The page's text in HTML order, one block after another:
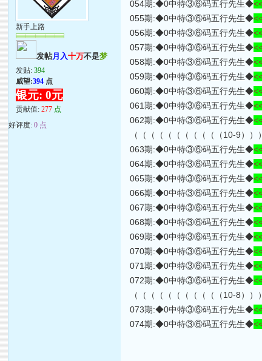
新手上路
发帖月入十万不是梦
发贴:394
威望:394 点
银元: 0元
贡献值:277 点
好评度:0 点
054期:◆0中特③⑥码五行先生◆
055期:◆0中特③⑥码五行先生◆
056期:◆0中特③⑥码五行先生◆
057期:◆0中特③⑥码五行先生◆
058期:◆0中特③⑥码五行先生◆
059期:◆0中特③⑥码五行先生◆
060期:◆0中特③⑥码五行先生◆
061期:◆0中特③⑥码五行先生◆
062期:◆0中特③⑥码五行先生◆
（（（（（（（（（（（10-9））
063期:◆0中特③⑥码五行先生◆
064期:◆0中特③⑥码五行先生◆
065期:◆0中特③⑥码五行先生◆
066期:◆0中特③⑥码五行先生◆
067期:◆0中特③⑥码五行先生◆
068期:◆0中特③⑥码五行先生◆
069期:◆0中特③⑥码五行先生◆
070期:◆0中特③⑥码五行先生◆
071期:◆0中特③⑥码五行先生◆
072期:◆0中特③⑥码五行先生◆
（（（（（（（（（（（10-8））
073期:◆0中特③⑥码五行先生◆
074期:◆0中特③⑥码五行先生◆